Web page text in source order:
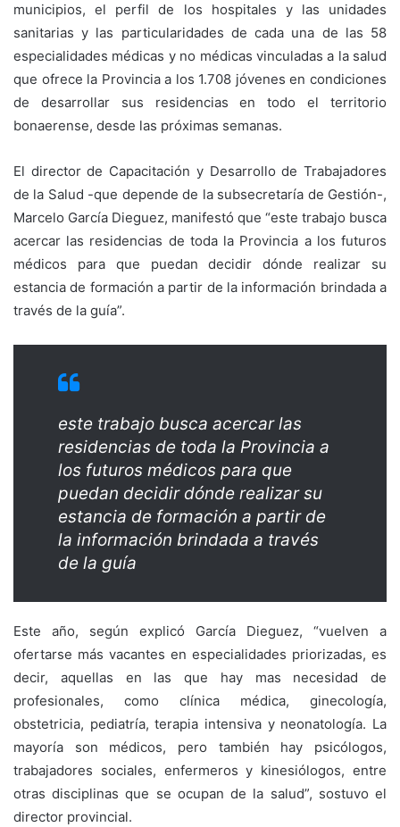
municipios, el perfil de los hospitales y las unidades
sanitarias y las particularidades de cada una de las 58
especialidades médicas y no médicas vinculadas a la salud
que ofrece la Provincia a los 1.708 jóvenes en condiciones
de desarrollar sus residencias en todo el territorio
bonaerense, desde las próximas semanas.
El director de Capacitación y Desarrollo de Trabajadores
de la Salud -que depende de la subsecretaría de Gestión-,
Marcelo García Dieguez, manifestó que “este trabajo busca
acercar las residencias de toda la Provincia a los futuros
médicos para que puedan decidir dónde realizar su
estancia de formación a partir de la información brindada a
través de la guía”.
este trabajo busca acercar las
residencias de toda la Provincia a
los futuros médicos para que
puedan decidir dónde realizar su
estancia de formación a partir de
la información brindada a través
de la guía
Este año, según explicó García Dieguez, “vuelven a
ofertarse más vacantes en especialidades priorizadas, es
decir, aquellas en las que hay mas necesidad de
profesionales, como clínica médica, ginecología,
obstetricia, pediatría, terapia intensiva y neonatología. La
mayoría son médicos, pero también hay psicólogos,
trabajadores sociales, enfermeros y kinesiólogos, entre
otras disciplinas que se ocupan de la salud”, sostuvo el
director provincial.